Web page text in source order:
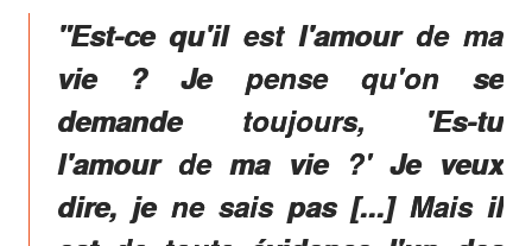
"Est-ce qu'il est l'amour de ma
vie ? Je pense qu'on se
demande toujours, 'Es-tu
l'amour de ma vie ?' Je veux
dire, je ne sais pas [...] Mais il